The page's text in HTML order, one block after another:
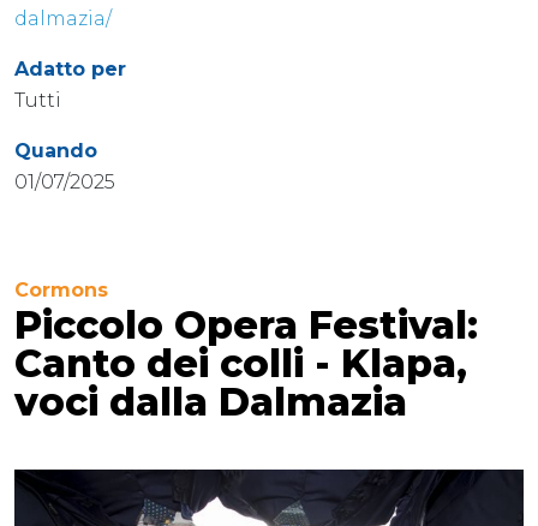
dalmazia/
Adatto per
Tutti
Quando
01/07/2025
Cormons
Piccolo Opera Festival:
Canto dei colli - Klapa,
voci dalla Dalmazia